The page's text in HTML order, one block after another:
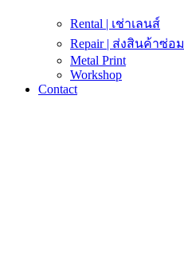
Rental | เช่าเลนส์
Repair | ส่งสินค้าซ่อม
Metal Print
Workshop
Contact